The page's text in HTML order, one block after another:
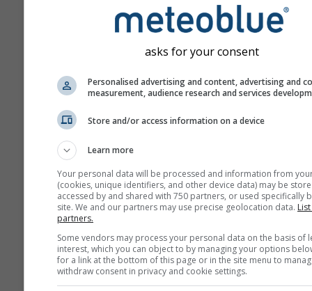
asks for your consent
Personalised advertising and content, advertising and
measurement, audience research and services
Store and/or access information on a device
Learn more
Your personal data will be processed and information from
(cookies, unique identifiers, and other device data) may be
accessed by and shared with 750 partners, or used specifically
site. We and our partners may use precise geolocation data.
partners.
Some vendors may process your personal data on the basis of
interest, which you can object to by managing your options
for a link at the bottom of this page or in the site menu to
withdraw consent in privacy and cookie settings.